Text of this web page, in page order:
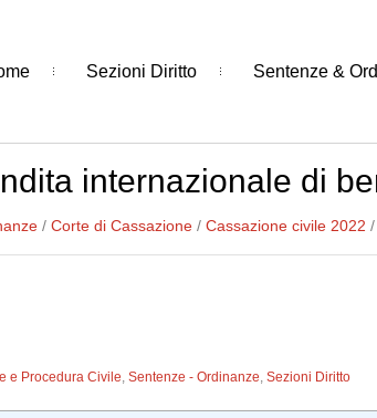
Sezioni Diritto Sentenze &
internazionale di
/ Corte di Cassazione / Cassazione civile 2022 /
e Procedura Civile,Sentenze - Ordinanze,Sezioni Diritto